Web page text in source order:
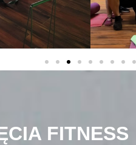
FITNESS